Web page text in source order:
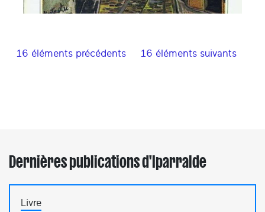
16 éléments précédents 16 éléments suivants
Dernières publications d'Iparralde
Livre